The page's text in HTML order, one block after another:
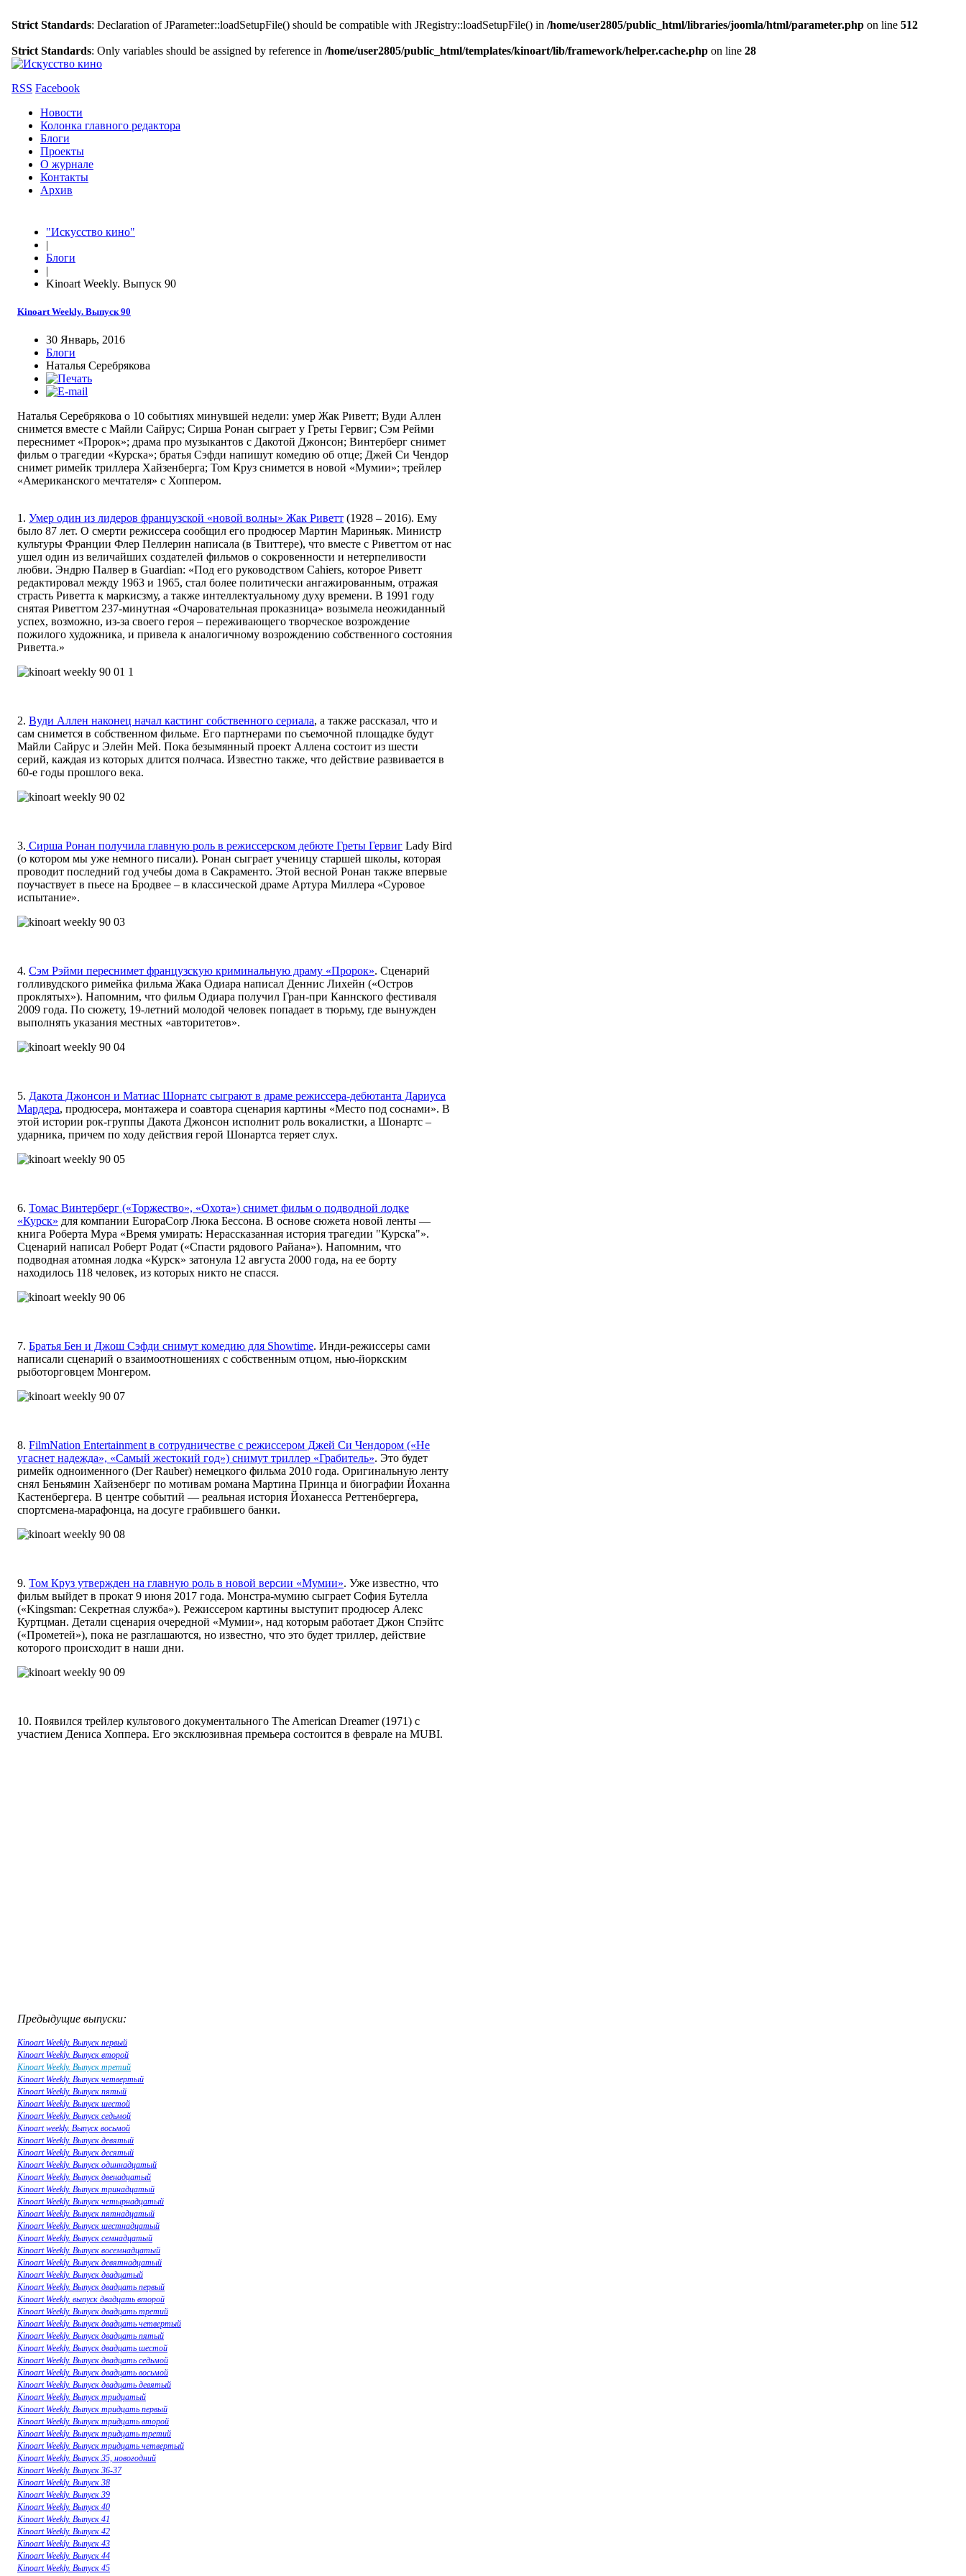
Strict Standards: Declaration of JParameter::loadSetupFile() should be compatible with JRegistry::loadSetupFile() in /home/user2805/public_html/libraries/joomla/html/parameter.php on line 512
Strict Standards: Only variables should be assigned by reference in /home/user2805/public_html/templates/kinoart/lib/framework/helper.cache.php on line 28
RSS Facebook
Новости
Колонка главного редактора
Блоги
Проекты
О журнале
Контакты
Архив
"Искусство кино"
|
Блоги
|
Kinoart Weekly. Выпуск 90
Kinoart Weekly. Выпуск 90
30 Январь, 2016
Блоги
Наталья Серебрякова
Наталья Серебрякова о 10 событиях минувшей недели: умер Жак Риветт; Вуди Аллен
снимется вместе с Майли Сайрус; Сирша Ронан сыграет у Греты Гервиг; Сэм Рейми
переснимет «Пророк»; драма про музыкантов с Дакотой Джонсон; Винтерберг снимет
фильм о трагедии «Курска»; братья Сэфди напишут комедию об отце; Джей Си Чендор
снимет римейк триллера Хайзенберга; Том Круз снимется в новой «Мумии»; трейлер
«Американского мечтателя» с Хоппером.
1. Умер один из лидеров французской «новой волны» Жак Риветт (1928 – 2016). Ему
было 87 лет. О смерти режиссера сообщил его продюсер Мартин Мариньяк. Министр
культуры Франции Флер Пеллерин написала (в Твиттере), что вместе с Риветтом от нас
ушел один из величайших создателей фильмов о сокровенности и нетерпеливости
любви. Эндрю Палвер в Guardian: «Под его руководством Cahiers, которое Риветт
редактировал между 1963 и 1965, стал более политически ангажированным, отражая
страсть Риветта к маркисзму, а также интеллектуальному духу времени. В 1991 году
снятая Риветтом 237-минутная «Очаровательная проказница» возымела неожиданный
успех, возможно, из-за своего героя – переживающего творческое возрождение
пожилого художника, и привела к аналогичному возрождению собственного состояния
Риветта.»
2. Вуди Аллен наконец начал кастинг собственного сериала, а также рассказал, что и
сам снимется в собственном фильме. Его партнерами по съемочной площадке будут
Майли Сайрус и Элейн Мей. Пока безымянный проект Аллена состоит из шести
серий, каждая из которых длится полчаса. Известно также, что действие развивается в
60-е годы прошлого века.
3. Сирша Ронан получила главную роль в режиссерском дебюте Греты Гервиг Lady Bird
(о котором мы уже немного писали). Ронан сыграет ученицу старшей школы, которая
проводит последний год учебы дома в Сакраменто. Этой весной Ронан также впервые
поучаствует в пьесе на Бродвее – в классической драме Артура Миллера «Суровое
испытание».
4. Сэм Рэйми переснимет французскую криминальную драму «Пророк». Сценарий
голливудского римейка фильма Жака Одиара написал Деннис Лихейн («Остров
проклятых»). Напомним, что фильм Одиара получил Гран-при Каннского фестиваля
2009 года. По сюжету, 19-летний молодой человек попадает в тюрьму, где вынужден
выполнять указания местных «авторитетов».
5. Дакота Джонсон и Матиас Шорнатс сыграют в драме режиссера-дебютанта Дариуса
Мардера, продюсера, монтажера и соавтора сценария картины «Место под соснами». В
этой истории рок-группы Дакота Джонсон исполнит роль вокалистки, а Шонартс –
ударника, причем по ходу действия герой Шонартса теряет слух.
6. Томас Винтерберг («Торжество», «Охота») снимет фильм о подводной лодке
«Курск» для компании EuropaCorp Люка Бессона. В основе сюжета новой ленты —
книга Роберта Мура «Время умирать: Нерассказанная история трагедии "Курска"».
Сценарий написал Роберт Родат («Спасти рядового Райана»). Напомним, что
подводная атомная лодка «Курск» затонула 12 августа 2000 года, на ее борту
находилось 118 человек, из которых никто не спасся.
7. Братья Бен и Джош Сэфди снимут комедию для Showtime. Инди-режиссеры сами
написали сценарий о взаимоотношениях с собственным отцом, нью-йоркским
рыботорговцем Монгером.
8. FilmNation Entertainment в сотрудничестве с режиссером Джей Си Чендором («Не
угаснет надежда», «Самый жестокий год») снимут триллер «Грабитель». Это будет
римейк одноименного (Der Rauber) немецкого фильма 2010 года. Оригинальную ленту
снял Беньямин Хайзенберг по мотивам романа Мартина Принца и биографии Йоханна
Кастенбергера. В центре событий — реальная история Йоханесса Реттенбергера,
спортсмена-марафонца, на досуге грабившего банки.
9. Том Круз утвержден на главную роль в новой версии «Мумии». Уже известно, что
фильм выйдет в прокат 9 июня 2017 года. Монстра-мумию сыграет София Бутелла
(«Kingsman: Секретная служба»). Режиссером картины выступит продюсер Алекс
Куртцман. Детали сценария очередной «Мумии», над которым работает Джон Спэйтс
(«Прометей»), пока не разглашаются, но известно, что это будет триллер, действие
которого происходит в наши дни.
10. Появился трейлер культового документального The American Dreamer (1971) с
участием Дениса Хоппера. Его эксклюзивная премьера состоится в феврале на MUBI.
Предыдущие выпуски:
Kinoart Weekly. Выпуск первый
Kinoart Weekly. Выпуск второй
Kinoart Weekly. Выпуск третий
Kinoart Weekly. Выпуск четвертый
Kinoart Weekly. Выпуск пятый
Kinoart Weekly. Выпуск шестой
Kinoart Weekly. Выпуск седьмой
Kinoart weekly. Выпуск восьмой
Kinoart Weekly. Выпуск девятый
Kinoart Weekly. Выпуск десятый
Kinoart Weekly. Выпуск одиннадцатый
Kinoart Weekly. Выпуск двенадцатый
Kinoart Weekly. Выпуск тринадцатый
Kinoart Weekly. Выпуск четырнадцатый
Kinoart Weekly. Выпуск пятнадцатый
Kinoart Weekly. Выпуск шестнадцатый
Kinoart Weekly. Выпуск семнадцатый
Kinoart Weekly. Выпуск восемнадцатый
Kinoart Weekly. Выпуск девятнадцатый
Kinoart Weekly. Выпуск двадцатый
Kinoart Weekly. Выпуск двадцать первый
Kinoart Weekly. выпуск двадцать второй
Kinoart Weekly. Выпуск двадцать третий
Kinoart Weekly. Выпуск двадцать четвертый
Kinoart Weekly. Выпуск двадцать пятый
Kinoart Weekly. Выпуск двадцать шестой
Kinoart Weekly. Выпуск двадцать седьмой
Kinoart Weekly. Выпуск двадцать восьмой
Kinoart Weekly. Выпуск двадцать девятый
Kinoart Weekly. Выпуск тридцатый
Kinoart Weekly. Выпуск тридцать первый
Kinoart Weekly. Выпуск тридцать второй
Kinoart Weekly. Выпуск тридцать третий
Kinoart Weekly. Выпуск тридцать четвертый
Kinoart Weekly. Выпуск 35, новогодний
Kinoart Weekly. Выпуск 36-37
Kinoart Weekly. Выпуск 38
Kinoart Weekly. Выпуск 39
Kinoart Weekly. Выпуск 40
Kinoart Weekly. Выпуск 41
Kinoart Weekly. Выпуск 42
Kinoart Weekly. Выпуск 43
Kinoart Weekly. Выпуск 44
Kinoart Weekly. Выпуск 45